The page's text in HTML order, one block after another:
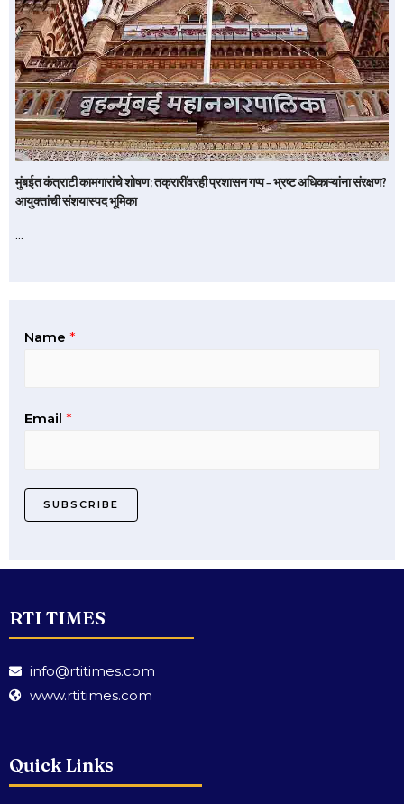
मुंबईत कंत्राटी कामगारांचे शोषण; तक्रारींवरही प्रशासन गप्प – भ्रष्ट अधिकाऱ्यांना संरक्षण?
आयुक्तांची संशयास्पद भूमिका
…
Name *
Email *
SUBSCRIBE
RTI TIMES
info@rtitimes.com
www.rtitimes.com
Quick Links